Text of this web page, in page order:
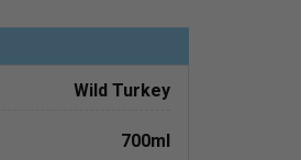
Wild Turkey
700ml